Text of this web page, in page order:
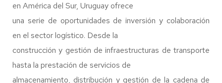
en América del Sur, Uruguay ofrece
una serie de oportunidades de inversión y colaboración
en el sector logístico. Desde la
construcción y gestión de infraestructuras de transporte
hasta la prestación de servicios de
almacenamiento, distribución y gestión de la cadena de